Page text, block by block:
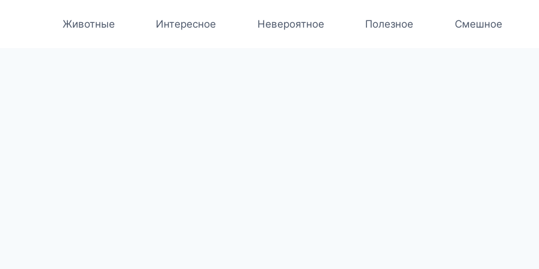
Животные Интересное Невероятное Полезное Смешное